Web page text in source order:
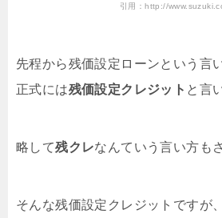
引用：http://
先程から残価設定ローンという言
正式には残価設定クレジット と言
略して残クレなんていう言い方も
そんな残価設定クレジットですが